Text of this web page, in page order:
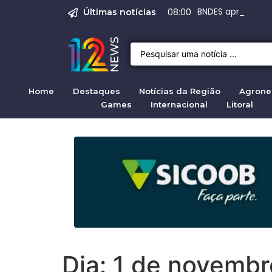
Últimas notícias 08:00 BNDES aprova
Justiça de SP
Emprego em
Empregos em
Crise migratória
Home Destaques Notícias da Região
Games
Internacional Litoral
Dia: 1 de